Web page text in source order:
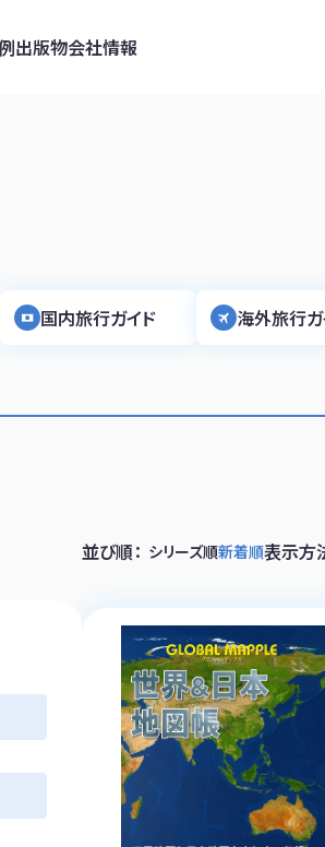
出版物会社情報
国内旅行ガイド 海外旅行ガ
並び順： シリーズ順新着順表示方